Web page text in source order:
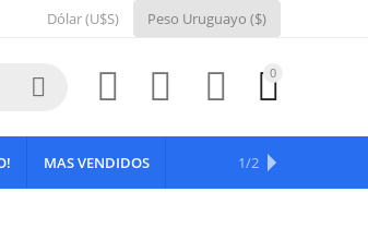
Dólar (U$S) Peso Uruguayo ($)
0

 


MAS VENDIDOS OFERTAS1/2